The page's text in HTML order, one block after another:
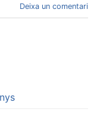
Deixa un comentari